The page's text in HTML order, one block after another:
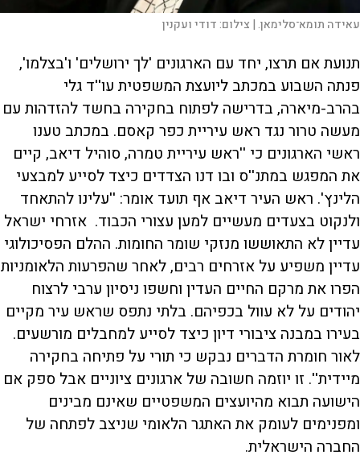
עאידה תומא־סלימאן. | צילום:דודי ועקנין
תנועת אם תרצו, יחד עם הארגונים 'לך ירושלים' ו'בצלמו',
פנתה השבוע במכתב ליועצת המשפטית עו''ד גלי
בהרב-מיארה, בדרישה לפתוח בחקירה בחשד להזדהות עם
מעשה טרור נגד ראש עיריית כפר קאסם. במכתב טענו
ראשי הארגונים כי ''ראש עיריית טמרה, סוהיל דיאב, קיים
את המפגש במתנ''ס ובו דנו הצדדים כיצד לסייע למבצעי
הלינץ'. ראש העיר דיאב אף תועד אומר: ''עלינו להתאחד
ולנקוט בצעדים מעשיים למען עצורי הכבוד. אזרחי ישראל
עדיין לא התאוששו מנזקי שומר החומות. ההלם הפסיכולוגי
עדיין משפיע על אזרחים רבים, לאחר שהפרעות הלאומניות
הפרו את מרקם החיים העדין וחשפו ניסיון ערבי לרצוח
יהודים על לא עוול בכפיהם. בלתי נתפס שראש עיר מקיים
בעירו במבנה ציבורי דיון כיצד לסייע למחבלים מורשעים.
לאור חומרת הדברים נבקש כי תורי על פתיחה בחקירה
מיידית''. זו יוזמה חשובה של ארגונים ציוניים אבל ספק אם
הישועה תבוא מהיועצים המשפטיים שאינם מבינים
ומפנימים לעומק את האתגר הלאומי שניצב לפתחה של
החברה הישראלית.